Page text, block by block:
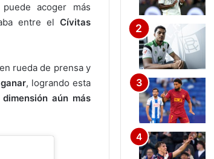
acoger más
entre el Cívitas
rueda de prensa y
, logrando esta
dimensión aún más